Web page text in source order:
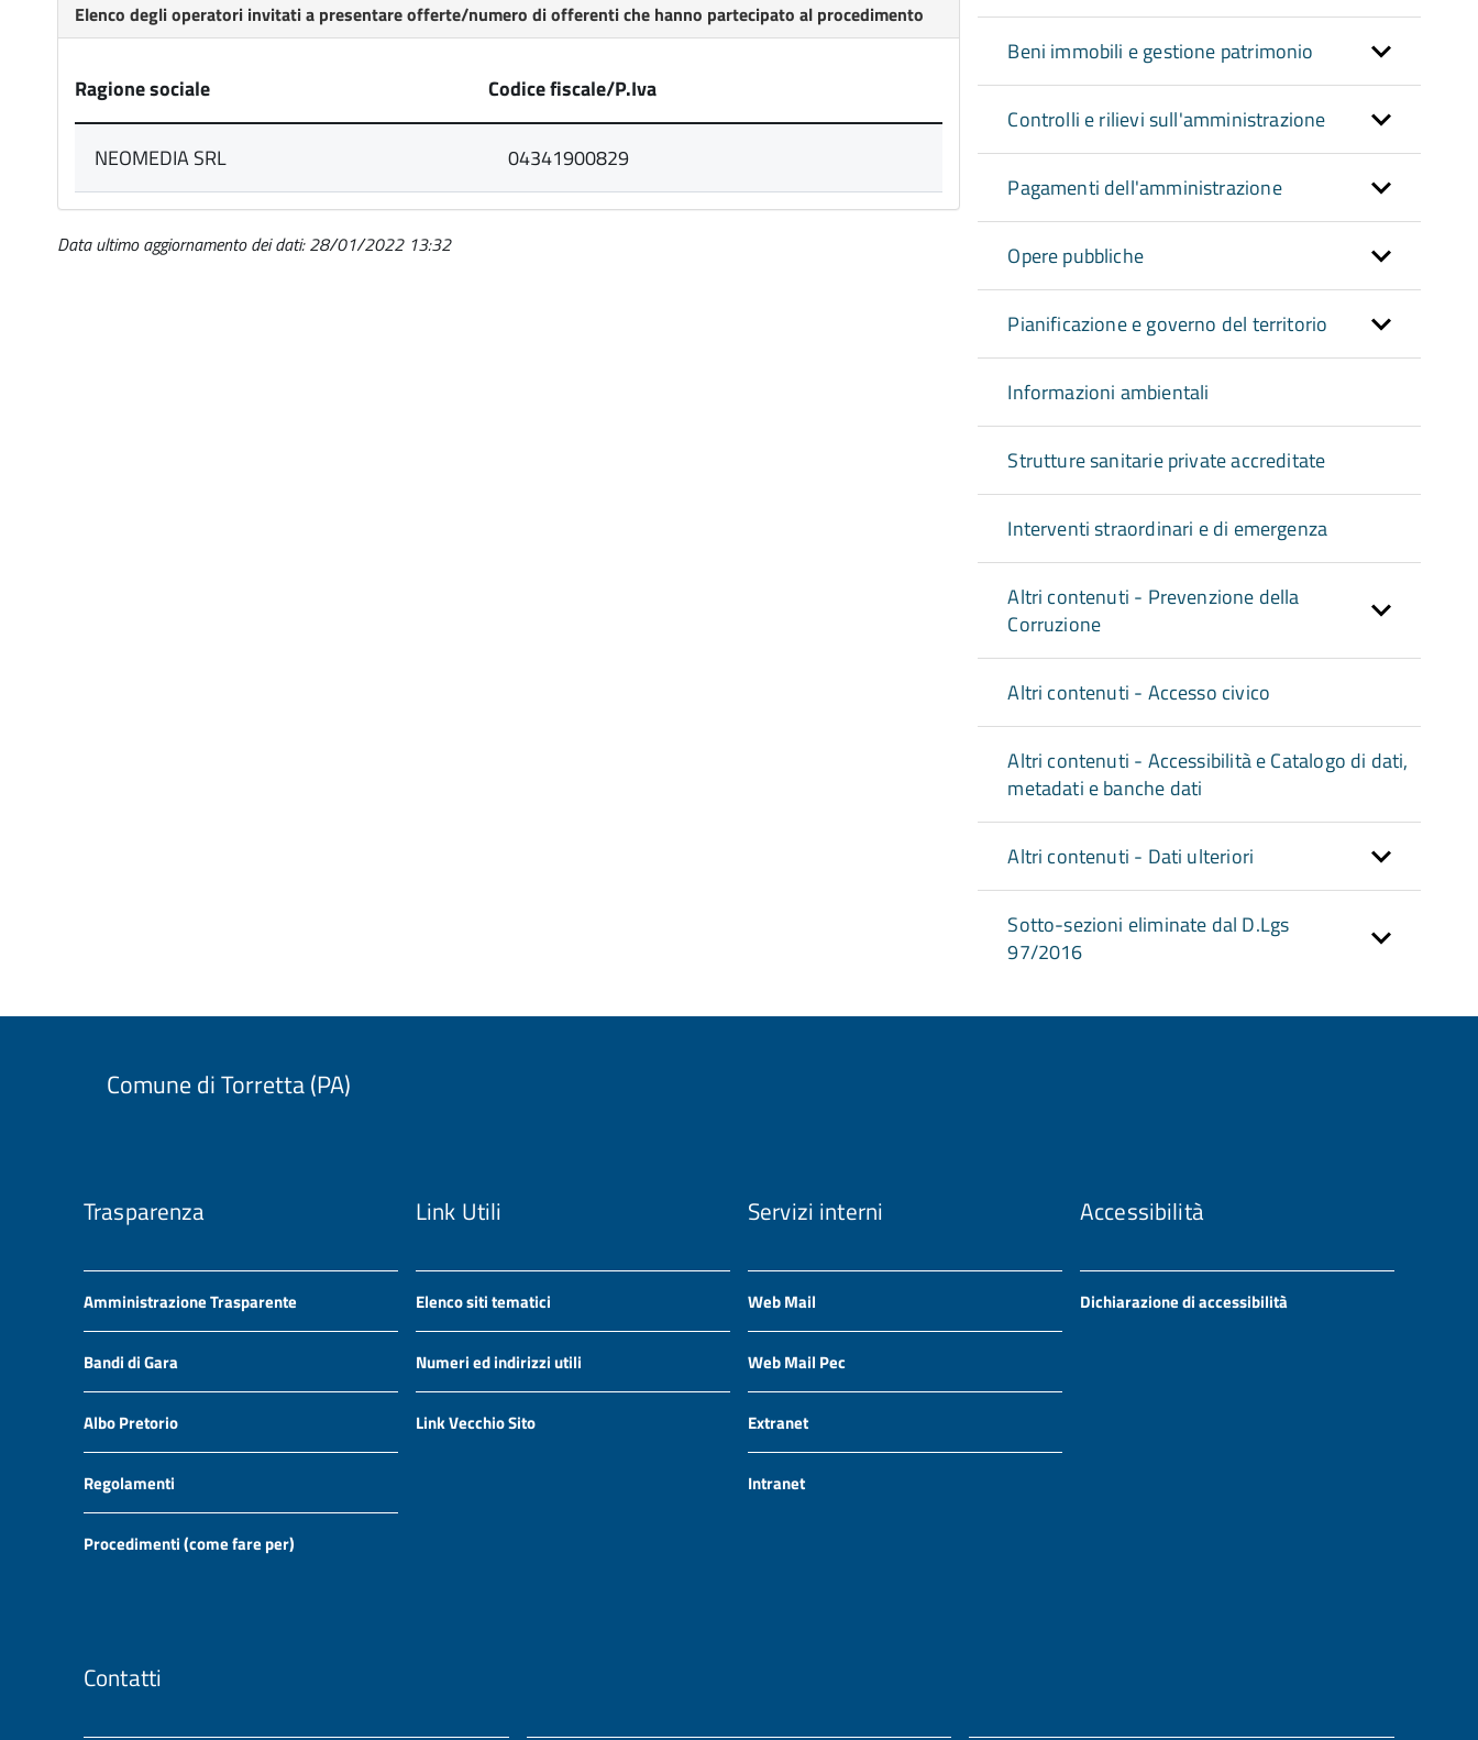
Elenco degli operatori invitati a presentare offerte/numero di offerenti che hanno partecipato al procedimento
Ragione sociale Codice fiscale/P.Iva
NEOMEDIA SRL 04341900829
Data ultimo aggiornamento dei dati: 28/01/2022 13:32
Beni immobili e gestione patrimonio
Controlli e rilievi sull'amministrazione
Pagamenti dell'amministrazione
Opere pubbliche
Pianificazione e governo del territorio
Informazioni ambientali
Strutture sanitarie private accreditate
Interventi straordinari e di emergenza
Altri contenuti - Prevenzione della
Corruzione
Altri contenuti - Accesso civico
Altri contenuti - Accessibilità e Catalogo di dati,
metadati e banche dati
Altri contenuti - Dati ulteriori
Sotto-sezioni eliminate dal D.Lgs
97/2016
Comune di Torretta (PA)
Trasparenza
Amministrazione Trasparente
Bandi di Gara
Albo Pretorio
Regolamenti
Procedimenti (come fare per)
Link Utili
Elenco siti tematici
Numeri ed indirizzi utili
Link Vecchio Sito
Servizi interni
Web Mail
Web Mail Pec
Extranet
Intranet
Accessibilità
Dichiarazione di accessibilità
Contatti